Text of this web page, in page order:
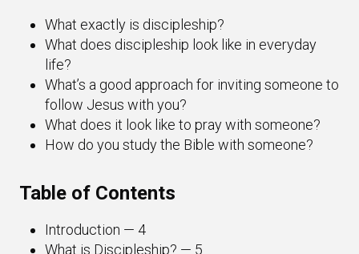
What exactly is discipleship?
What does discipleship look like in everyday
life?
What’s a good approach for inviting someone to
follow Jesus with you?
What does it look like to pray with someone?
How do you study the Bible with someone?
Table of Contents
Introduction — 4
What is Discipleship? — 5